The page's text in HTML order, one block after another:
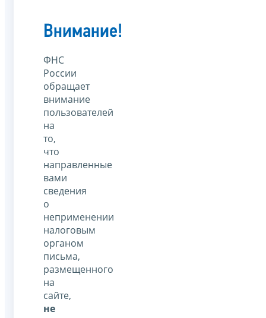
Внимание!
ФНС
России
обращает
внимание
пользователей
на
то,
что
направленные
вами
сведения
о
неприменении
налоговым
органом
письма,
размещенного
на
сайте,
не